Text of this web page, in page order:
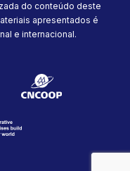
do conteúdo deste
apresentados é
e internacional.